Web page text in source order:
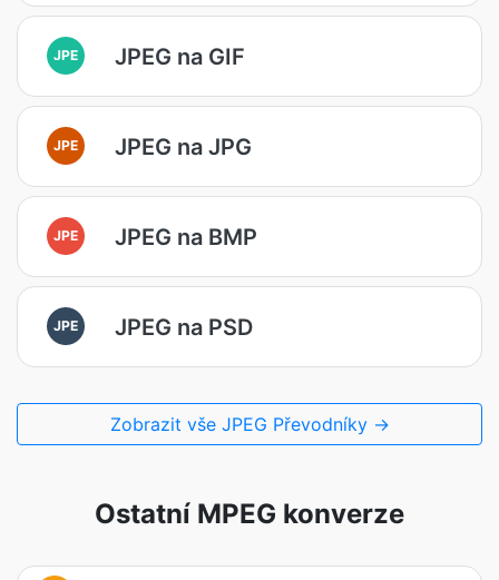
JPE JPEG na GIF
JPE JPEG na JPG
JPE JPEG na BMP
JPE JPEG na PSD
Zobrazit vše JPEG Převodníky →
Ostatní MPEG konverze